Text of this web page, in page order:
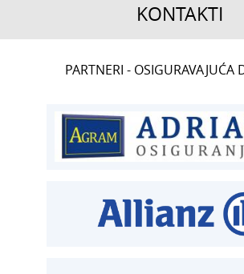
KONTAKTI
ČLANSTVO
TEHNIČKI PREGLED I REGISTRACIJA
PARTNERI - OSIGURAVAJUĆA